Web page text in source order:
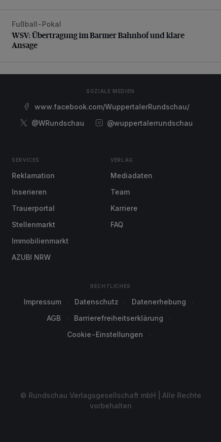
WSV: Übertragung im Barmer Bahnhof und klare Ansage
Fußball-Pokal
WSV: Übertragung im Barmer Bahnhof und klare
Ansage
SOZIALE MEDIEN
www.facebook.com/WuppertalerRundschau/
@WRundschau
@wuppertalerrundschau
SERVICES
Reklamation
Inserieren
Trauerportal
Stellenmarkt
Immobilienmarkt
AZUBI NRW
VERLAG
Mediadaten
Team
Karriere
FAQ
RECHTLICHES
Impressum Datenschutz
Datenerhebung
AGB
Barrierefreiheitserklärung
Cookie-Einstellungen
© Rundschau Verlagsgesellschaft mbH | Alle Rechte
vorbehalten